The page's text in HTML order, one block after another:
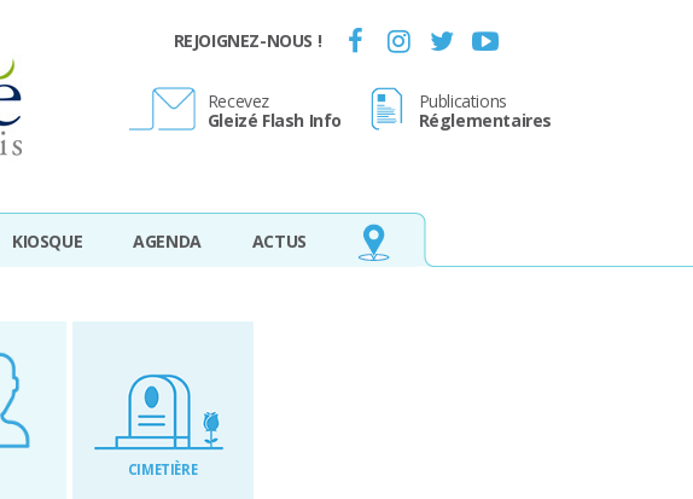
REJOIGNEZ-NOUS !
Recevez
Gleizé Flash Info
Publications
Réglementaires
KIOSQUE AGENDA ACTUS
CIMETIÈRE